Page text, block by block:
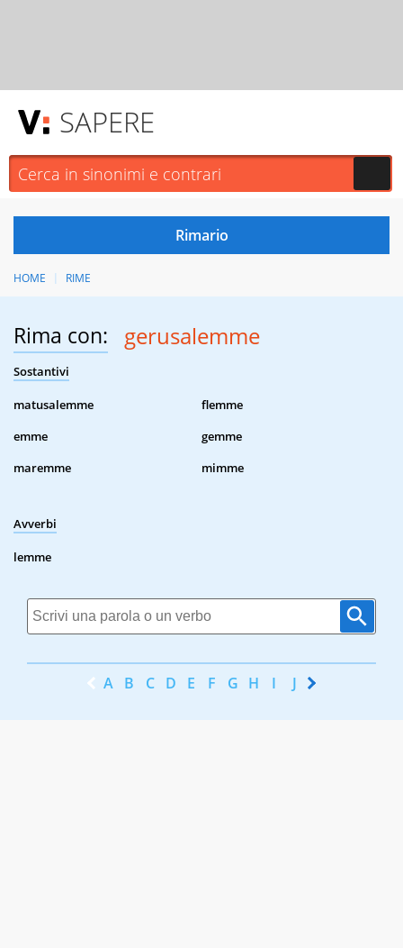
SAPERE
HOME RIME
Rima con: gerusalemme
Sostantivi
matusalemme
flemme
emme
gemme
maremme
mimme
Avverbi
lemme
A B C D E F G H I J K